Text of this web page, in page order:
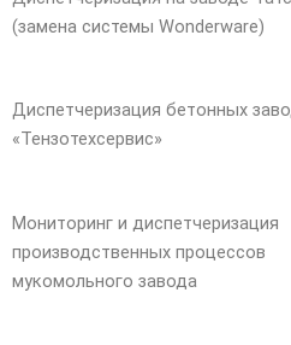
(замена системы Wonderware)
Диспетчеризация бетонных
«Тензотехсервис»
Мониторинг и диспетчеризация
производственных процессов
мукомольного завода